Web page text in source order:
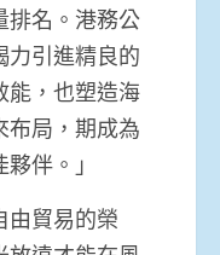
排名。港務公
力引進精良的
能，也塑造海
布局，期成為
伴。」
由貿易的榮